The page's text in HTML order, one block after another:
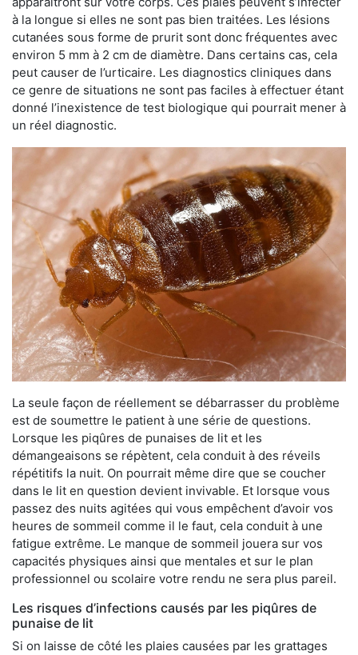
à la longue si elles ne sont pas bien traitées. Les lésions
cutanées sous forme de prurit sont donc fréquentes avec
environ 5 mm à 2 cm de diamètre. Dans certains cas, cela
peut causer de l’urticaire. Les diagnostics cliniques dans
ce genre de situations ne sont pas faciles à effectuer étant
donné l’inexistence de test biologique qui pourrait mener à
un réel diagnostic.
La seule façon de réellement se débarrasser du problème
est de soumettre le patient à une série de questions.
Lorsque les piqûres de punaises de lit et les
démangeaisons se répètent, cela conduit à des réveils
répétitifs la nuit. On pourrait même dire que se coucher
dans le lit en question devient invivable. Et lorsque vous
passez des nuits agitées qui vous empêchent d’avoir vos
heures de sommeil comme il le faut, cela conduit à une
fatigue extrême. Le manque de sommeil jouera sur vos
capacités physiques ainsi que mentales et sur le plan
professionnel ou scolaire votre rendu ne sera plus pareil.
Les risques d’infections causés par les piqûres de
punaise de lit
Si on laisse de côté les plaies causées par les grattages